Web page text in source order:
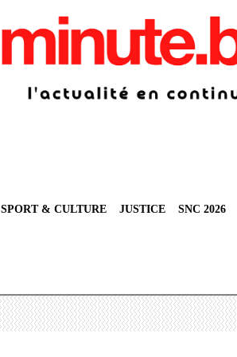
SPORT & CULTURE JUSTICE SNC 2026